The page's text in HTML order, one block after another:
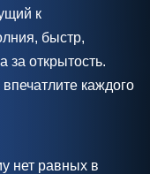
к
быстр,
открытость.
каждого
нет равных в